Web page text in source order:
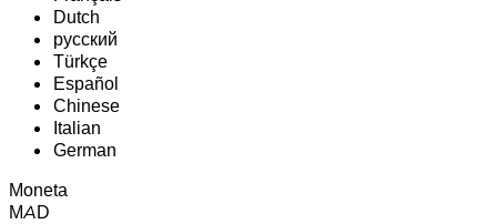
Dutch
русский
Türkçe
Español
Chinese
Italian
German
Moneta
MAD